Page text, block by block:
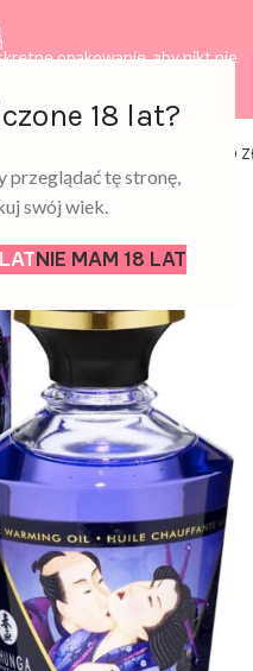
18 lat?
przeglądać tę stronę,
swój wiek.
NIE MAM 18 LAT
opakowanie, aby nikt nie
0,00